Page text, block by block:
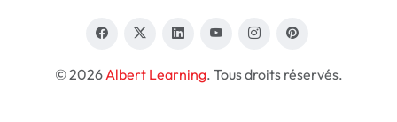
© 2026 Albert Learning. Tous droits réservés.